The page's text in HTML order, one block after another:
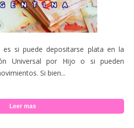
es si puede depositarse plata en la
Universal por Hijo o si pueden
Si bien...
Leer mas